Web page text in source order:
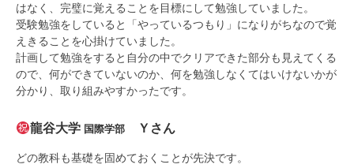
はなく、完璧に覚えることを目標にして勉強していました。
受験勉強をしていると「やっているつもり」になりがちなので覚
えきることを心掛けていました。
計画して勉強をすると自分の中でクリアできた部分も見えてくる
ので、何ができていないのか、何を勉強しなくてはいけないかが
分かり、取り組みやすかったです。
龍谷大学 国際学部 Ｙさん
どの教科も基礎を固めておくことが先決です。